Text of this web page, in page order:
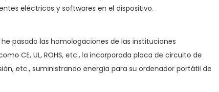
eléctricos y softwares en el dispositivo.
he pasado las homologaciones de las instituciones
CE, UL, ROHS, etc., la incorporada placa de circuito de
etc., suministrando energía para su ordenador portátil de